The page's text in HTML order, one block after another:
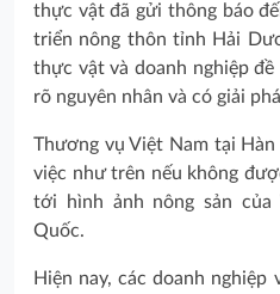
thực vật đã gửi thông báo
triển nông thôn tỉnh Hải
thực vật và doanh nghiệp
rõ nguyên nhân và có giải
Thương vụ Việt Nam tại
việc như trên nếu không
tới hình ảnh nông sản của
Quốc.
Hiện nay, các doanh